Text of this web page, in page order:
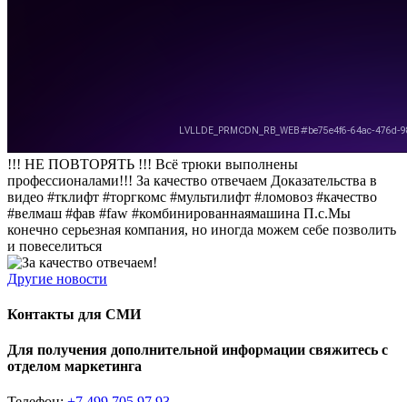
!!! НЕ ПОВТОРЯТЬ !!! Всё трюки выполнены
профессионалами!!! За качество отвечаем Доказательства в
видео #тклифт #торгкомс #мультилифт #ломовоз #качество
#велмаш #фав #faw #комбинированнаямашина П.с.Мы
конечно серьезная компания, но иногда можем себе позволить
и повеселиться
Другие новости
Контакты для СМИ
Для получения дополнительной информации свяжитесь с
отделом маркетинга